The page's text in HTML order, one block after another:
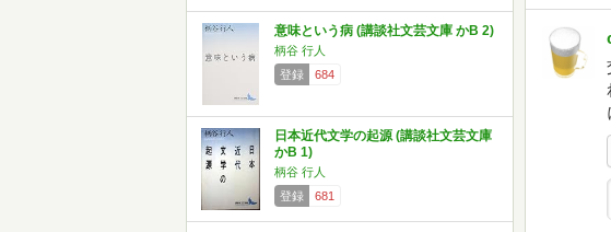
意味という病 (講談社文芸文庫 かB 2)
柄谷 行人
登録
684
日本近代文学の起源 (講談社文芸文庫
かB 1)
柄谷 行人
登録
681